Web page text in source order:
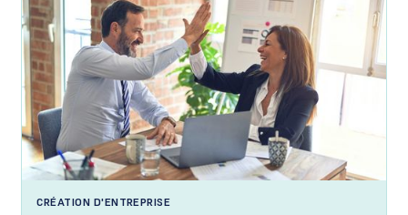
CRÉATION D'ENTREPRISE